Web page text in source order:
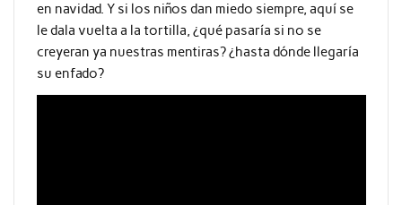
en navidad. Y si los niños dan miedo siempre, aquí se
le dala vuelta a la tortilla, ¿qué pasaría si no se
creyeran ya nuestras mentiras? ¿hasta dónde llegaría
su enfado?